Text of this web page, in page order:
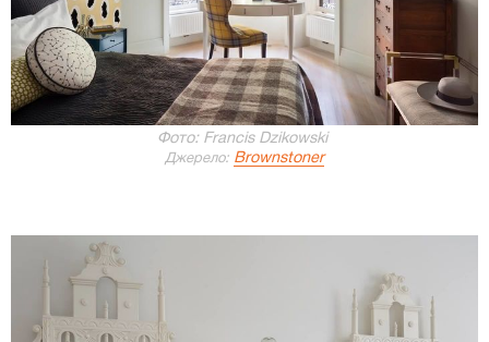
Фото: Francis Dzikowski
Джерело: Brownstoner